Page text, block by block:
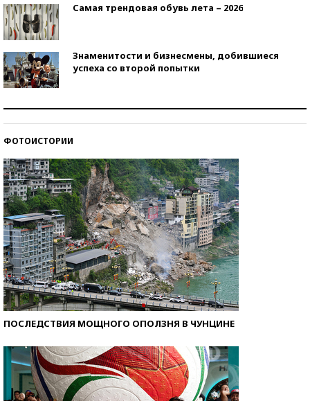
Самая трендовая обувь лета – 2026
Знаменитости и бизнесмены, добившиеся
успеха со второй попытки
ФОТОИСТОРИИ
ПОСЛЕДСТВИЯ МОЩНОГО ОПОЛЗНЯ В ЧУНЦИНЕ